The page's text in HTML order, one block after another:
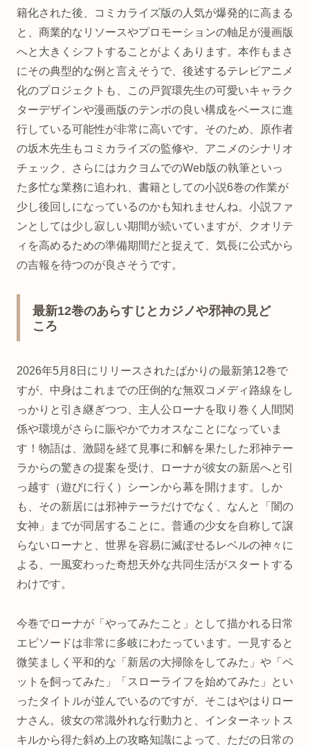
籍化された後、コミカライズ版の人気が爆発的に高まる
と、商業的なリソースやプロモーションの軸足が漫画版
へと大きくシフトすることがよくあります。本作もまさ
にその典型的な例と言えそうで、後述するテレビアニメ
化のプロジェクトも、この戸賀環先生の可愛いキャラク
ターデザインや漫画版のテンポの良い構成をベースに進
行している可能性が非常に高いです。そのため、原作者
の坂木先生もコミカライズの監修や、アニメのシナリオ
チェック、さらにはカクヨムでのWeb版の執筆といっ
た多忙な業務に追われ、書籍としての小説6巻の作業が
少し後回しになっているのかも知れませんね。小説ファ
ンとしては少し寂しい期間が続いていますが、クオリテ
ィを高めるための準備期間だと捉えて、気長に公式から
の吉報を待つのが良さそうです。
最新12巻のあらすじとカジノや邪神の見ど
ころ
2026年5月8日にリリースされたばかりの最新第12巻で
すが、中身はこれまでの圧倒的な無双コメディ路線をし
っかりと引き継ぎつつ、主人公ローナを取り巻く人間関
係や環境がさらに賑やかでカオスなことになっていま
す！物語は、激闘を経て見事に和解を果たした邪神テー
ラからの驚きの提案を受け、ローナが彼女の新居へと引
っ越す（遊びに行く）シーンから幕を開けます。しか
も、その新居には邪神テーラだけでなく、なんと「闇の
女神」までが同居することに。普通の少女を自称して譲
らないローナと、世界を容易に滅ぼせるレベルの神々に
よる、一風変わった奇想天外な共同生活がスタートする
わけです。
今巻でローナが「やってみたこと」として描かれる日常
エピソードは非常に多岐にわたっています。一見すると
微笑ましく平和的な「新居の大掃除をしてみた」や「ペ
ットを飼ってみた」「スローライフを始めてみた」とい
ったタイトルが並んでいるのですが、そこはやはりロー
ナさん。彼女の常識外れな行動力と、インターネットス
キルから得た斜め上の攻略知識によって、ただの日常の